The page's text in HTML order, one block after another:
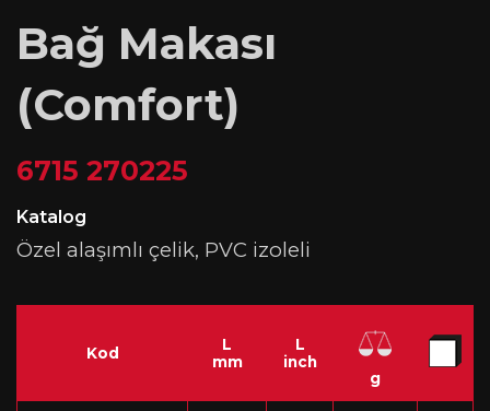
Bağ Makası
(Comfort)
6715 270225
Katalog
Özel alaşımlı çelik, PVC izoleli
Kod
L
mm
L
inch
g